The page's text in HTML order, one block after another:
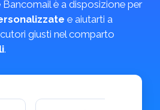
è a disposizione per
e aiutarti a
giusti nel comparto
.